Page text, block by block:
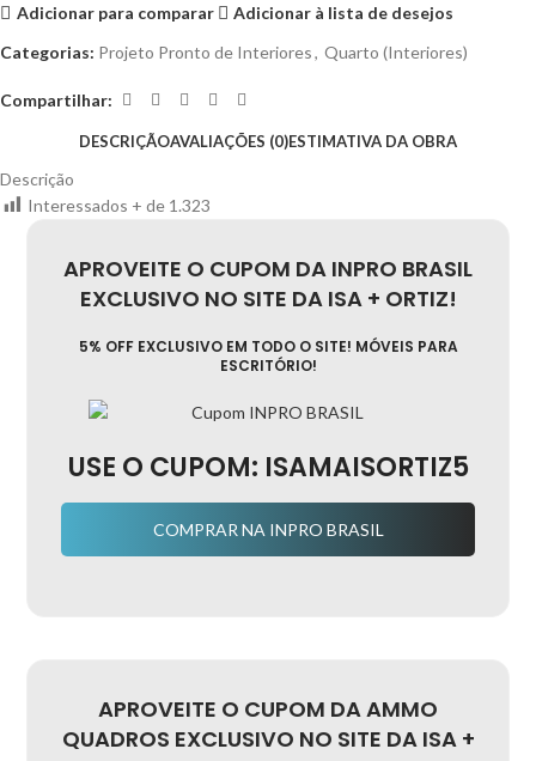
Adicionar para comparar
Adicionar à lista de desejos
Categorias: Projeto Pronto de Interiores, Quarto (Interiores)
Compartilhar:
DESCRIÇÃOAVALIAÇÕES (0)ESTIMATIVA DA OBRA
Descrição
Interessados + de 1.323
APROVEITE O CUPOM DA INPRO BRASIL
EXCLUSIVO NO SITE DA ISA + ORTIZ!
5% OFF EXCLUSIVO EM TODO O SITE! MÓVEIS PARA
ESCRITÓRIO!
USE O CUPOM: ISAMAISORTIZ5
COMPRAR NA INPRO BRASIL
APROVEITE O CUPOM DA AMMO
QUADROS EXCLUSIVO NO SITE DA ISA +